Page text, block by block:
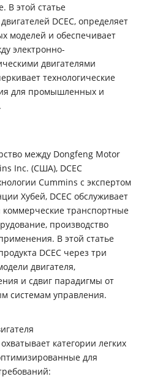
В этой статье
DCEC, определяет
моделей и обеспечивает
электронно-
двигателями
технологические
для промышленных и
между Dongfeng Motor
Inc. (США), DCEC
Cummins с экспертом
Хубей, DCEC обслуживает
транспортные
производство
В этой статье
DCEC через три
двигателя,
и сдвиг парадигмы от
системам управления.
категории легких
для